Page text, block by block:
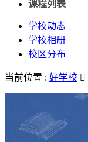
课程列表
学校动态
学校相册
校区分布
当前位置 : 好学校 